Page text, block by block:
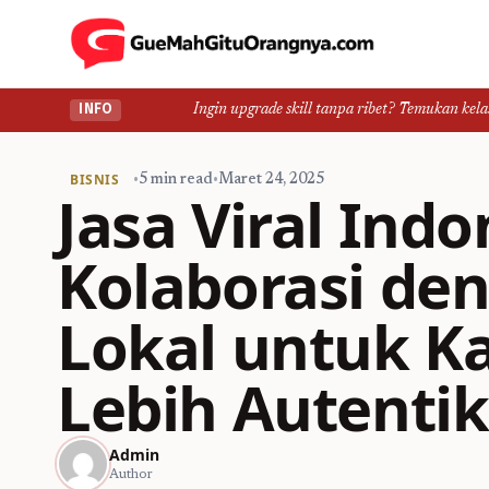
INFOIngin upgrade skill tanpa ribet? Temukan kelas seru dan
BISNIS •5 min read•Maret 24, 2025
Jasa Viral
Kolaborasi
Lokal untuk
Lebih Autentik
Admin
Author